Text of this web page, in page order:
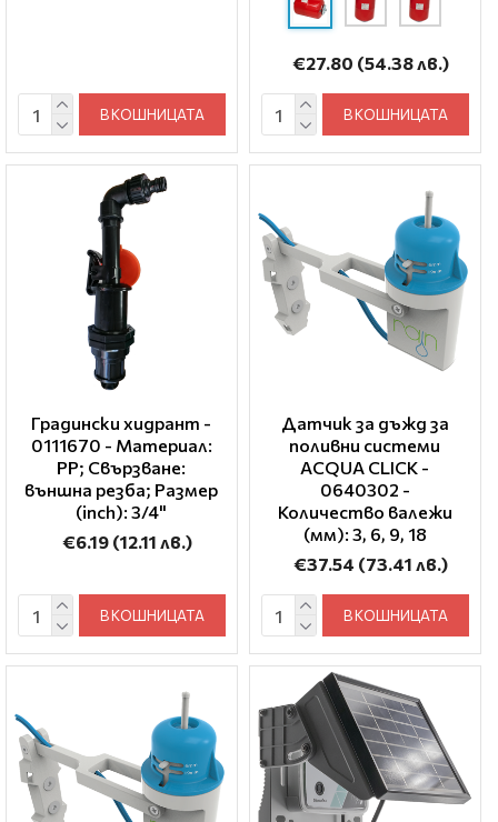
В КОШНИЦАТА
€27.80 (54.38 лв.)
В КОШНИЦАТА
Градински хидрант -
0111670 - Материал:
PP; Свързване:
външна резба; Размер
(inch): 3/4"
€6.19 (12.11 лв.)
В КОШНИЦАТА
Датчик за дъжд за
поливни системи
ACQUA CLICK -
0640302 -
Количество валежи
(мм): 3, 6, 9, 18
€37.54 (73.41 лв.)
В КОШНИЦАТА